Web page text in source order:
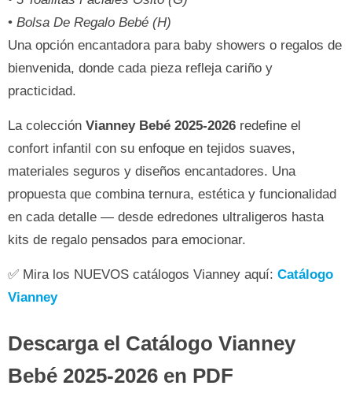
• Bolsa De Regalo Bebé (H)
Una opción encantadora para baby showers o regalos de
bienvenida, donde cada pieza refleja cariño y
practicidad.
La colección Vianney Bebé 2025-2026 redefine el
confort infantil con su enfoque en tejidos suaves,
materiales seguros y diseños encantadores. Una
propuesta que combina ternura, estética y funcionalidad
en cada detalle — desde edredones ultraligeros hasta
kits de regalo pensados para emocionar.
✅ Mira los NUEVOS catálogos Vianney aquí: Catálogo
Vianney
Descarga el Catálogo Vianney
Bebé 2025-2026 en PDF